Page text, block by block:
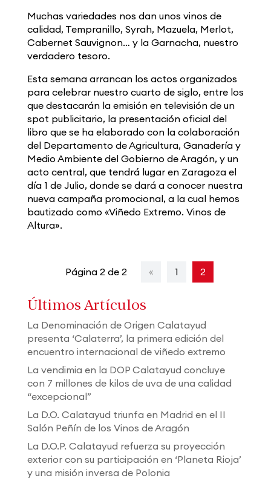
Muchas variedades nos dan unos vinos de
calidad, Tempranillo, Syrah, Mazuela, Merlot,
Cabernet Sauvignon… y la Garnacha, nuestro
verdadero tesoro.
Esta semana arrancan los actos organizados
para celebrar nuestro cuarto de siglo, entre los
que destacarán la emisión en televisión de un
spot publicitario, la presentación oficial del
libro que se ha elaborado con la colaboración
del Departamento de Agricultura, Ganadería y
Medio Ambiente del Gobierno de Aragón, y un
acto central, que tendrá lugar en Zaragoza el
día 1 de Julio, donde se dará a conocer nuestra
nueva campaña promocional, a la cual hemos
bautizado como «Viñedo Extremo. Vinos de
Altura».
Página 2 de 2 « 1 2
Últimos Artículos
La Denominación de Origen Calatayud
presenta ‘Calaterra’, la primera edición del
encuentro internacional de viñedo extremo
La vendimia en la DOP Calatayud concluye
con 7 millones de kilos de uva de una calidad
“excepcional”
La D.O. Calatayud triunfa en Madrid en el II
Salón Peñín de los Vinos de Aragón
La D.O.P. Calatayud refuerza su proyección
exterior con su participación en ‘Planeta Rioja’
y una misión inversa de Polonia